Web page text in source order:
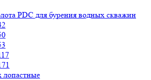
PDC для бурения водных скважин
лопастные